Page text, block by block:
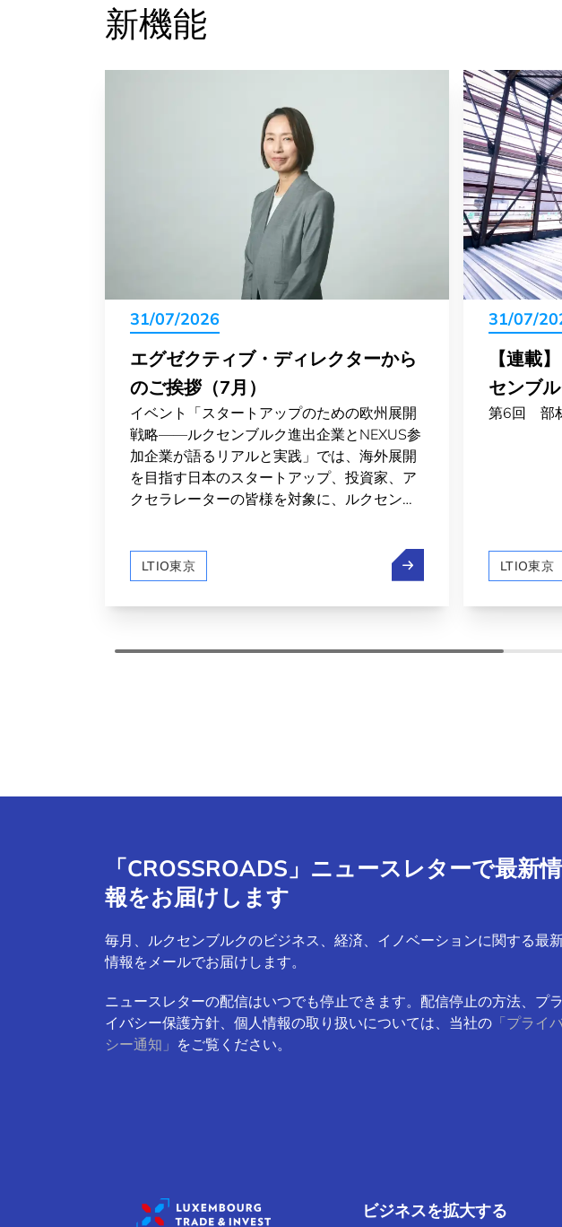
新機能
31/07/2026
エグゼクティブ・ディレクターから
のご挨拶（7月）
イベント「スタートアップのための欧州展開
戦略——ルクセンブルク進出企業とNEXUS参
加企業が語るリアルと実践」では、海外展開
を目指す日本のスタートアップ、投資家、ア
クセラレーターの皆様を対象に、ルクセンブ
てお届けしました。また、ルクセンブルクと
日本の宇宙分野での交流の裾野が広がってい
ます。
LTIO東京 エグゼクティブ・ディレ
31/07/
【連載
センブ
の物語
第6回 部
LTIO東京
「CROSSROADS」ニュースレターで最新情
報をお届けします
毎月、ルクセンブルクのビジネス、経済、イノベーションに関する最
情報をメールでお届けします。
ニュースレターの配信はいつでも停止できます。配信停止の方法、プラ
イバシー保護方針、個人情報の取り扱いについては、当社の 「プライ
シー通知」 をご覧ください。
ビジネスを拡大する